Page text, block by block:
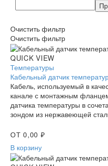
Очистить фильтр
Очистить фильтр
Кабельный
датчик
температуры
01CT-
1AH
QUICK VIEW
Температуры
Кабельный датчик
Кабель, используемый в
канале с монтажным
датчика температуры в
зондом из нержавеющей
ОТ0,00 ₽
В корзину